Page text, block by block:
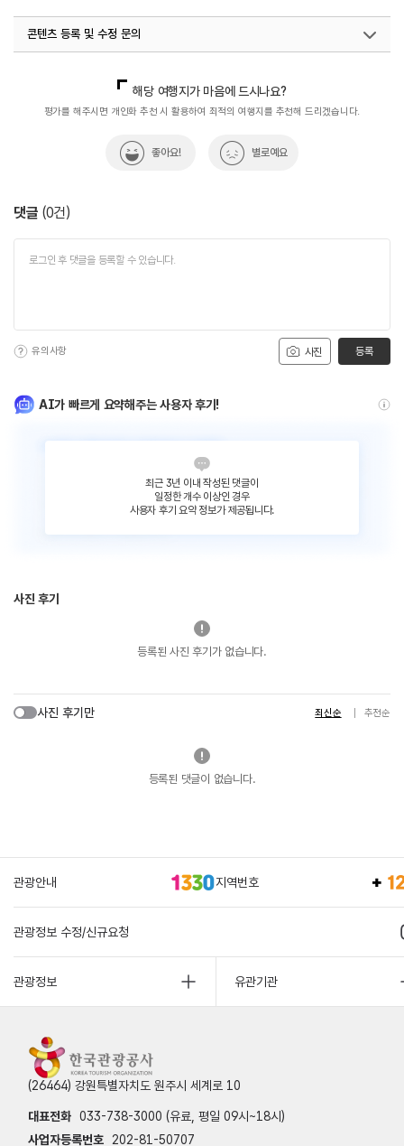
콘텐츠 등록 및 수정 문의
열린관광콘텐츠팀(열린관광-모두의여행)
033-738-3425
해당 여행지가 마음에 드시나요?
평가를 해주시면 개인화 추천 시 활용하여 최적의 여행지를 추천해 드리겠습니다.
좋아요! 별로예요
댓글 (0건)
사진
유의사항 등록
AI가 빠르게 요약해주는 사용자 후기!
최근 3년 이내 작성된 댓글이
일정한 개수 이상인 경우
사용자 후기 요약 정보가 제공됩니다.
사진 후기
등록된 사진 후기가 없습니다.
사진 후기만 최신순 추천순
등록된 댓글이 없습니다.
관광안내 지역번호
관광정보 수정/신규요청
관광정보 유관기관
(26464) 강원특별자치도 원주시 세계로 10
대표전화 033-738-3000 (유료, 평일 09시~18시)
사업자등록번호
202-81-50707